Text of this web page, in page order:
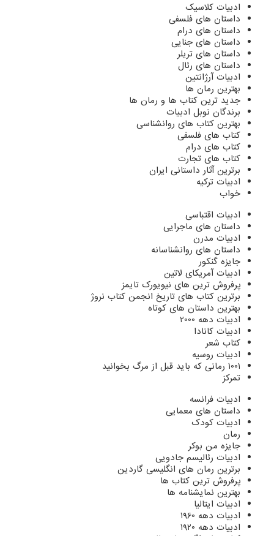
ادبیات کلاسیک
داستان های فلسفی
داستان های درام
داستان های جنایی
داستان های تریلر
داستان های رئال
ادبیات آرژانتین
بهترین رمان ها
جدید ترین کتاب ها و رمان ها
برندگان نوبل ادبیات
بهترین کتاب های روانشناسی
کتاب های فلسفی
کتاب های درام
کتاب های تجارت
برترین آثار داستانی ایران
ادبیات ترکیه
خواب
ادبیات اقتباسی
داستان های ماجرایی
ادبیات مدرن
داستان های روانشناسانه
جایزه گنکور
ادبیات آمریکای لاتین
پرفروش ترین های نیویورک تایمز
برترین کتاب های تاریخ انجمن کتاب نروژ
بهترین داستان های کوتاه
ادبیات دهه 2000
ادبیات کانادا
کتاب شعر
ادبیات روسیه
1001 رمانی که باید قبل از مرگ بخوانید
تمرکز
ادبیات فرانسه
داستان های معمایی
ادبیات کودک
رمان
جایزه من بوکر
ادبیات رئالیسم جادویی
برترین رمان های انگلیسی گاردین
پرفروش ترین کتاب ها
بهترین نمایشنامه ها
ادبیات ایتالیا
ادبیات دهه 1960
ادبیات دهه 1920